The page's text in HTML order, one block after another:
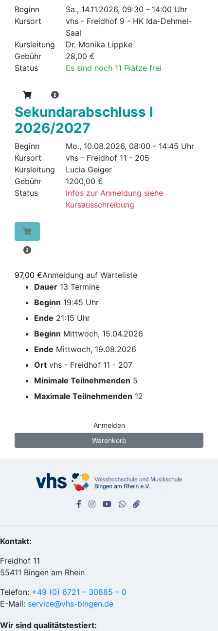
Beginn
Sa., 14.11.2026, 09:30 - 14:00 Uhr
Kursort
vhs - Freidhof 9 - HK Ida-Dehmel-
Saal
Kursleitung
Dr. Monika Lippke
Gebühr
28,00 €
Status
Es sind noch 11 Plätze frei
Sekundarabschluss I
2026/2027
Beginn
Mo., 10.08.2026, 08:00 - 14:45 Uhr
Kursort
vhs - Freidhof 11 - 205
Kursleitung
Lucia Geiger
Gebühr
1200,00 €
Status
Infos zur Anmeldung siehe
Kursausschreibung
97,00 €Anmeldung auf Warteliste
Dauer 13 Termine
Beginn 19:45 Uhr
Ende 21:15 Uhr
Beginn Mittwoch, 15.04.2026
Ende Mittwoch, 19.08.2026
Ort vhs - Freidhof 11 - 207
Minimale Teilnehmenden 5
Maximale Teilnehmenden 12
Anmelden
Warenkorb
Kontakt:
Freidhof 11
55411 Bingen am Rhein
Telefon: +49 (0) 6721 – 30885 – 0
E-Mail: service@vhs-bingen.de
Wir sind qualitätstestiert: